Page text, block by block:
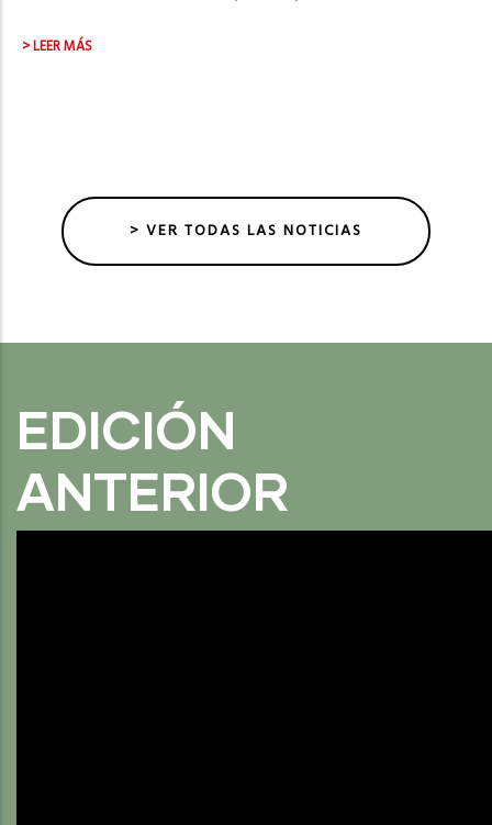
> LEER MÁS
> VER TODAS LAS NOTICIAS
EDICIÓN
ANTERIOR